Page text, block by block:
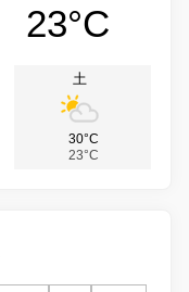
23°C
土
30°C
23°C